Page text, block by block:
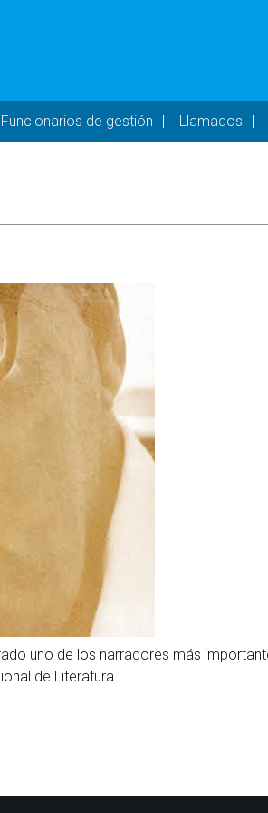
Funcionarios de gestión Llamados
uno de los narradores más
de Literatura.